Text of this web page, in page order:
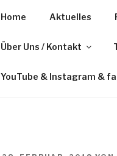
Home Aktuelles
Über Uns / Kontakt
YouTube & Instagram &